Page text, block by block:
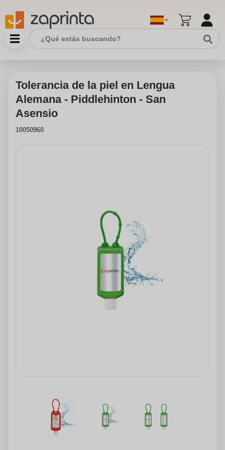
Tolerancia de la piel en Lengua
Alemana - Piddlehinton - San
Asensio
10050960